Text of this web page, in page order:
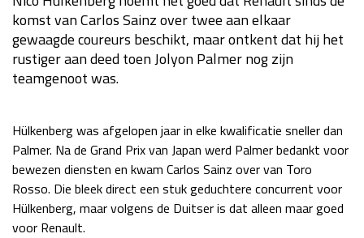
GP MEXICO 2026 30 okt - 01 nov
Kwalificatie
za 22:00 - 23:00
Race
zo 21:00 - 23:00
Race
zo 18:00 - 20:00
Kwalificatie
za 05:00 - 06:00
Race
GP ABU DHABI 2026 04 - 06 dec
komst van Carlos Sainz over twee aan elkaar
gewaagde coureurs beschikt, maar ontkent dat hij het
rustiger aan deed toen Jolyon Palmer nog zijn
teamgenoot was.
Hülkenberg was afgelopen jaar in elke kwalificatie sneller dan
Palmer. Na de Grand Prix van Japan werd Palmer bedankt voor
bewezen diensten en kwam Carlos Sainz over van Toro
Rosso. Die bleek direct een stuk geduchtere concurrent voor
Hülkenberg, maar volgens de Duitser is dat alleen maar goed
voor Renault.